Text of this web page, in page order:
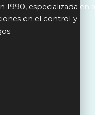
1990, especializada en
en el control y